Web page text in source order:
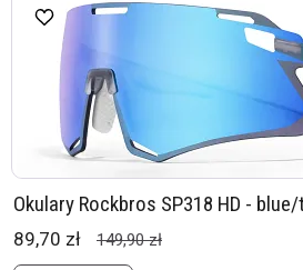
Okulary Rockbros SP318 HD -
89,70 zł 149,90 zł